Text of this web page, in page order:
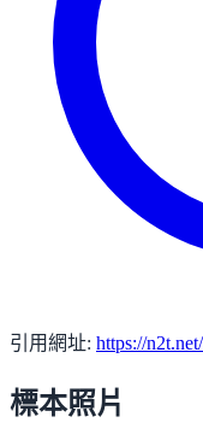
引用網址: https://
標本照片